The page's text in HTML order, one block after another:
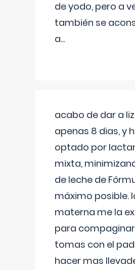
de yodo, pero a
también se
a...
acabo de dar a
apenas 8 dias, y
optado por
mixta,
de leche de
máximo posible.
materna me la
para
tomas con el
hacer mas